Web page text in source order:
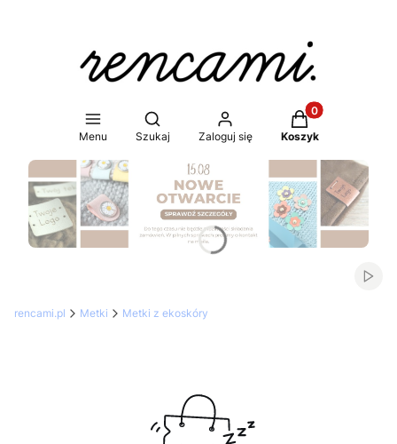
Menu
Otwórz wyszukiwarkę
Szukaj Zaloguj się
Produkty w
Koszyk
Naciśnij Enter lub spację, aby otworzyć stronę.
rencami.pl Metki Metki z ekoskóry